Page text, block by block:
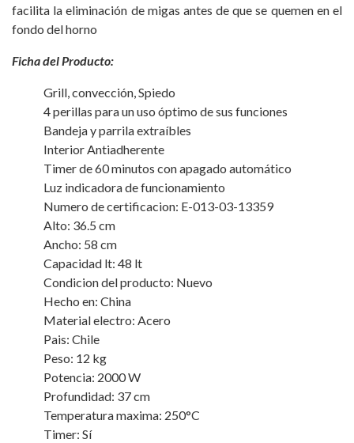
facilita la eliminación de migas antes de que se quemen en el
fondo del horno
Ficha del Producto:
Grill, convección, Spiedo
4 perillas para un uso óptimo de sus funciones
Bandeja y parrila extraíbles
Interior Antiadherente
Timer de 60 minutos con apagado automático
Luz indicadora de funcionamiento
Numero de certificacion: E-013-03-13359
Alto: 36.5 cm
Ancho: 58 cm
Capacidad lt: 48 lt
Condicion del producto: Nuevo
Hecho en: China
Material electro: Acero
Pais: Chile
Peso: 12 kg
Potencia: 2000 W
Profundidad: 37 cm
Temperatura maxima: 250°C
Timer: Sí